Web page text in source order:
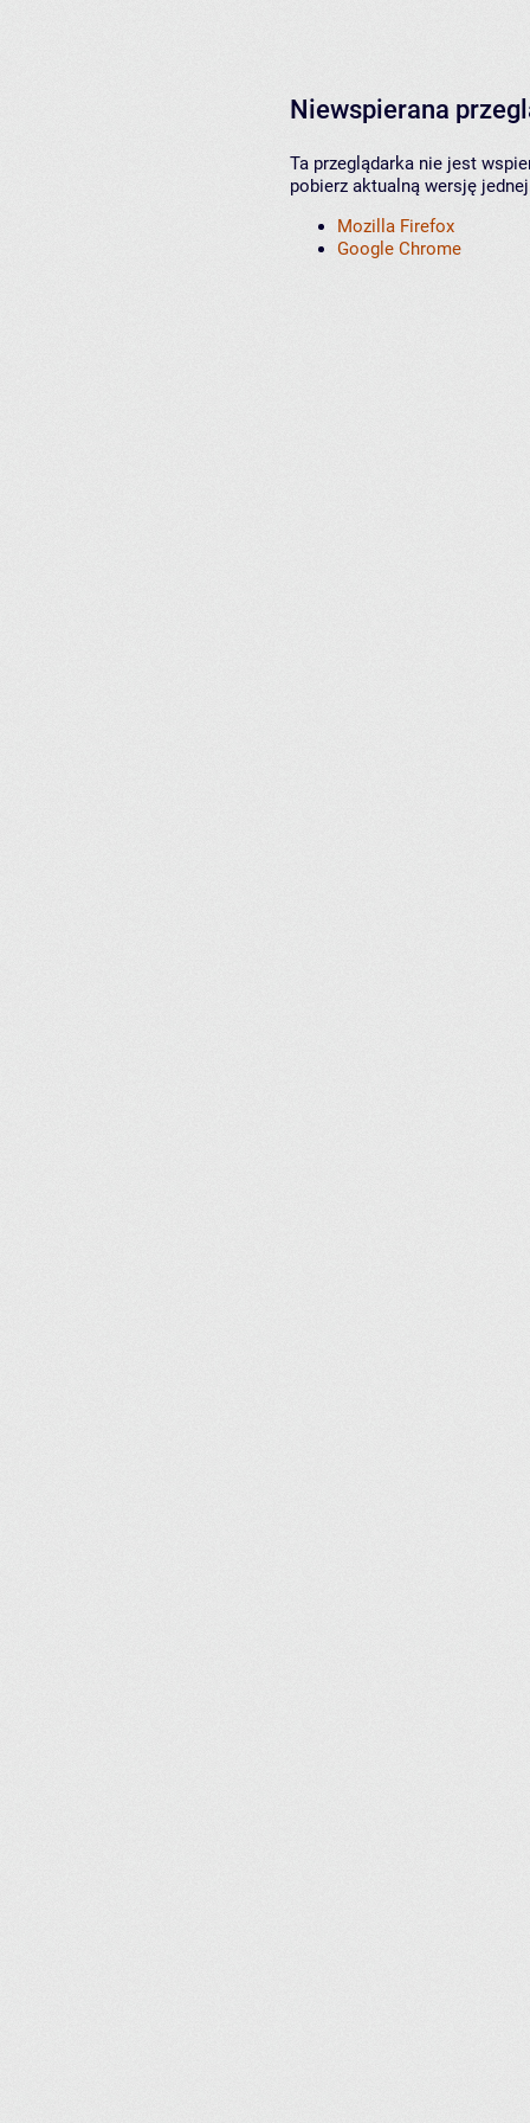
Niewspierana
Ta przeglądarka nie jest
pobierz aktualną wersję
Mozilla Firefox
Google Chrome